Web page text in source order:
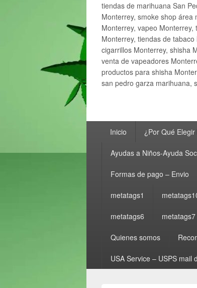
tiendas de marihuana San
Monterrey, smoke shop
Monterrey, vapeo
Monterrey, tiendas de
cigarrillos Monterrey, shisha
venta de vapeadores
productos para shisha
san pedro garza marihuana,
principalInicio ¿Por Qué
Ayudas a Niños-Ayuda
Formas de pago – Envio
metatags1
metatags6 metatags7
Quienes somos
USA Service – USPS mail